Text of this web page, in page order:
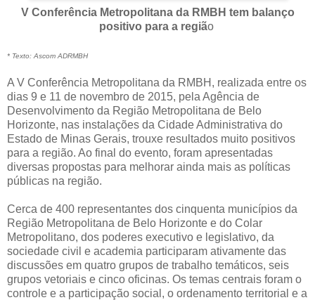
V Conferência Metropolitana da RMBH tem balanço
positivo para a região
* Texto: Ascom ADRMBH
A V Conferência Metropolitana da RMBH, realizada entre os
dias 9 e 11 de novembro de 2015, pela Agência de
Desenvolvimento da Região Metropolitana de Belo
Horizonte, nas instalações da Cidade Administrativa do
Estado de Minas Gerais, trouxe resultados muito positivos
para a região. Ao final do evento, foram apresentadas
diversas propostas para melhorar ainda mais as políticas
públicas na região.
Cerca de 400 representantes dos cinquenta municípios da
Região Metropolitana de Belo Horizonte e do Colar
Metropolitano, dos poderes executivo e legislativo, da
sociedade civil e academia participaram ativamente das
discussões em quatro grupos de trabalho temáticos, seis
grupos vetoriais e cinco oficinas. Os temas centrais foram o
controle e a participação social, o ordenamento territorial e a